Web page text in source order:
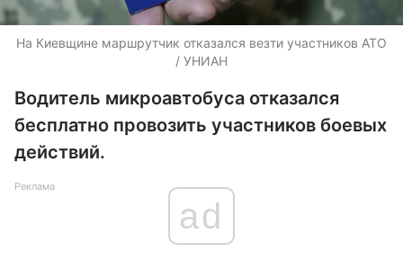
На Киевщине маршрутчик отказался везти участников АТО
/ УНИАН
Водитель микроавтобуса отказался
бесплатно провозить участников боевых
действий.
Реклама
ad